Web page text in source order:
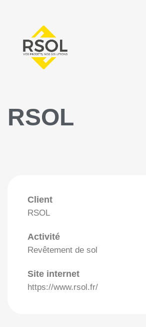
RSOL
Client
RSOL
Activité
Revêtement de sol
Site internet
https://www.rsol.fr/